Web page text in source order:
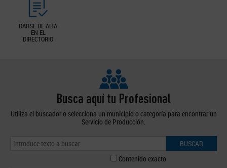
DARSE DE ALTA
EN EL
DIRECTORIO
Busca aquí tu Profesional
Utiliza el buscador o selecciona un municipio o categoría para encontrar un
Servicio de Producción.
BUSCAR
Contenido exacto